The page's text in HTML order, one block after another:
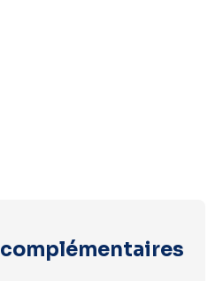
complémentaires